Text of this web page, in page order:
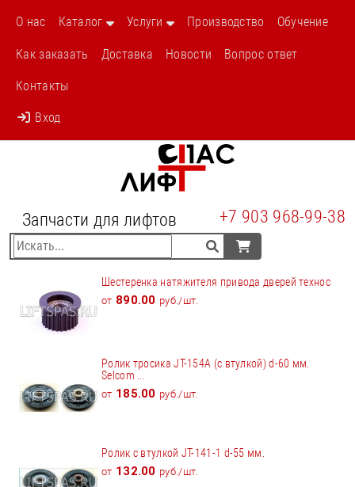
О нас Каталог Услуги Производство Обучение
Как заказать Доставка Новости Вопрос ответ
Контакты
Вход
Запчасти для лифтов +7 903 968-99-38
Шестеренка натяжителя привода дверей технос
от 890.00 руб./шт.
Ролик тросика JT-154А (с втулкой) d-60 мм.
Selcom ...
от 185.00 руб./шт.
Ролик с втулкой JT-141-1 d-55 мм.
от 132.00 руб./шт.